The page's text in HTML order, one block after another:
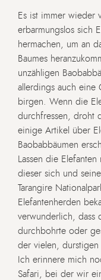
Es ist immer wieder
erbarmungslos sich
hermachen, um an
Baumes
unzähligen
allerdings auch eine
birgen. Wenn die
durchfressen, droht
einige Artikel über
Baobabbäumen
Lassen die
dieser sich und
Tarangire
Elefantenherden
verwunderlich, dass
durchbohrte oder
der vielen, durstigen
Ich erinnere mich
Safari, bei der wir